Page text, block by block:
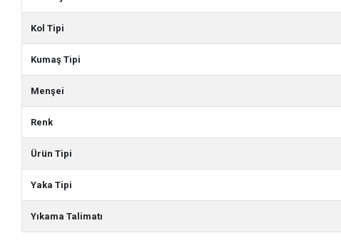
Kol Tipi
Kumaş Tipi
Menşei
Renk
Ürün Tipi
Yaka Tipi
Yıkama Talimatı